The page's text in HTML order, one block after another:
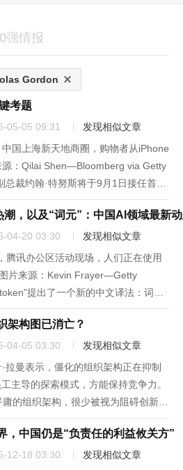
强情报
Gordon
考题
05-05 09:31
发现相似文章
国上海新天地商圈，购物者从iPhone
源：Qilai Shen—Bloomberg via Getty
裁约翰·特努斯将于9月1日接任首席
这家全球市值最高消费科技企业的15
，以及“词元”：中国AI领域最新
04-20 03:30
发现相似文章
腾讯办公区活动现场，人们正在使用
片来源：Kevin Frayer—Getty
提出了一个新的中文译法：词
宏在今年3月的国务院新闻发布会上
，词元...
架构图已消亡？
04-05 03:30
发现相似文章
拉曼表示，僵化的组织架构正在抑制
主导的探索模式，方能保持竞争力。
的组织架构，很少被视为阻碍创新的
）高管阿尼什·拉曼认为，随着企业
义大多数职场关系的...
，中国仍是“负责任的利益攸关方”
12-18 03:30
发现相似文章